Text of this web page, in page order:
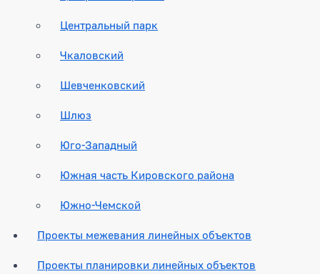
Центральный парк
Чкаловский
Шевченковский
Шлюз
Юго-Западный
Южная часть Кировского района
Южно-Чемской
Проекты межевания линейных объектов
Проекты планировки линейных объектов